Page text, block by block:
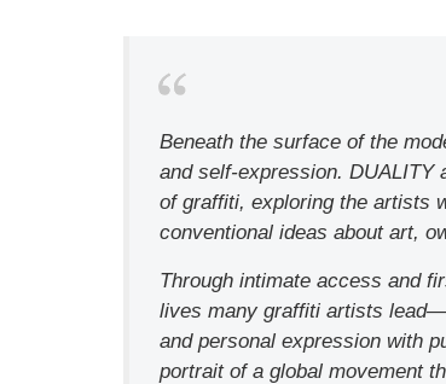
Beneath the surface of the
and self-expression.
of graffiti, exploring the artists
conventional ideas about art,
Through intimate access and
lives many graffiti artists
and personal expression with
portrait of a global movement